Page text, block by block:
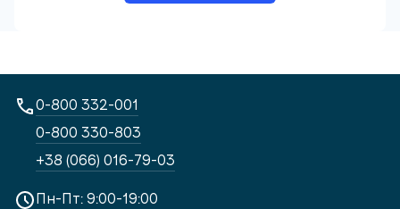
Пн-Пт: 9:00-19:00
0-800 332-001
0-800 330-803
+38 (066) 016-79-03